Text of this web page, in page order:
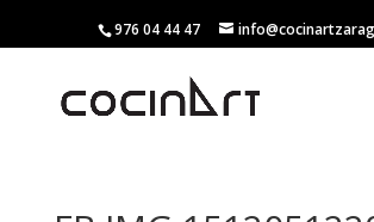
976 04 44 47